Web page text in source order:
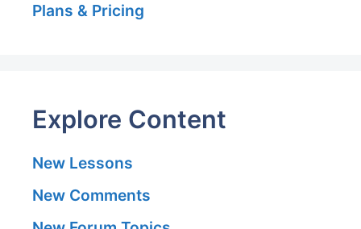
Plans & Pricing
Explore Content
New Lessons
New Comments